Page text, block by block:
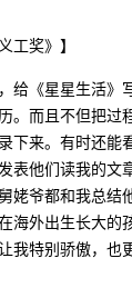
工奖》】
给《星星生活》
。而且不但把过
下来。有时还能
表他们读我的文
姥爷都和我总结
海外出生长大的
我特别骄傲，也